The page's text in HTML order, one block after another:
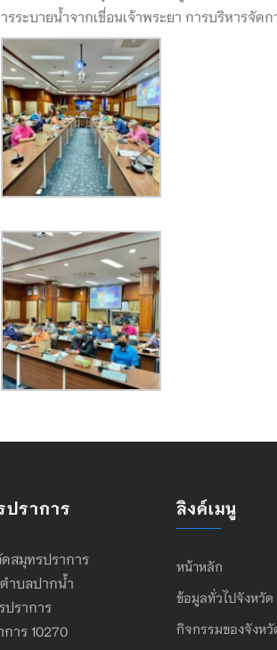
ระบายน้ำจากเขื่อนเจ้าพระยา การบริหารจั
ปราการ
สมุทรปราการ
ำบลปากน้ำ
ปราการ
าร 10270
ลิงค์เมนู
หน้าหลัก
ข้อมูลทั่วไปจังหวัด
กิจกรรมของจังหวั